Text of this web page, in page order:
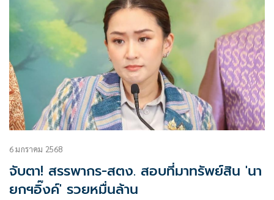
6 มกราคม 2568
จับตา! สรรพากร-สตง. สอบที่มาทรัพย์สิน 'นา
ยกฯอิ๊งค์' รวยหมื่นล้าน